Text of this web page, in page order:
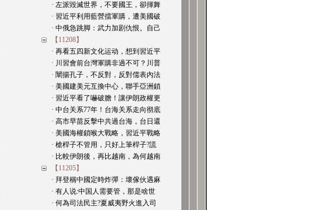
· 左派毀滅世界，不要國王，卻揮舞
· 習近平利用藍營擋軍購，遭美國破
· 中俄急跳脚：武力加剧仇恨。自己
【11208】
· 再看五四新文化运动，想到習近平
· 川習會前台灣軍購非過不可？川普
· 闡揚孔子，不反對，反對儒表內法
· 美國建美元互換中心，聯手亞洲鎖
· 習近平看了嚇破膽！讓伊朗政權更
· 中台关系77年！台海关系走向彻底
· 高市早苗反擊中共過台海，台日還
· 美國海權鎖喉大戰略，習近平戰略
· 槍桿子不管用，只好上筆桿子?謊
· 比較伊朗後，再比越南，為何越南
【11205】
· 拜登稱中國定時炸彈：壞傢伙遇麻
· 有人说:中国人需要管，那是啥世
· 何為司法民主?夏威夷野火進入司